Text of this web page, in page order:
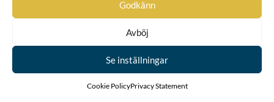
Godkänn
Avböj
Se inställningar
Cookie PolicyPrivacy Statement
Sköldebrev•Sköldebrev